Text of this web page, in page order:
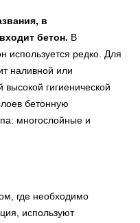
в
бетон. В
используется редко. Для
наливной или
гигиенической
бетонную
многослойные и
где необходимо
используют